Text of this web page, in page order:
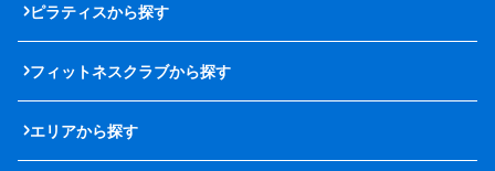
ピラティスから探す
フィットネスクラブから探す
エリアから探す